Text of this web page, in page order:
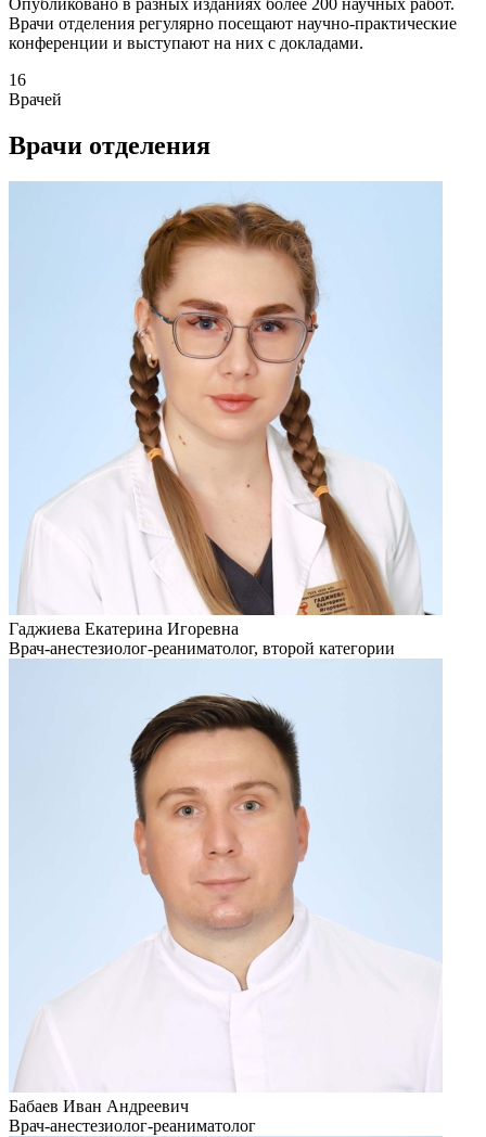
Врачи отделения регулярно посещают научно-практические
конференции и выступают на них с докладами.
16
Врачей
Врачи отделения
Гаджиева Екатерина Игоревна
Врач-анестезиолог-реаниматолог, второй категории
Бабаев Иван Андреевич
Врач-анестезиолог-реаниматолог